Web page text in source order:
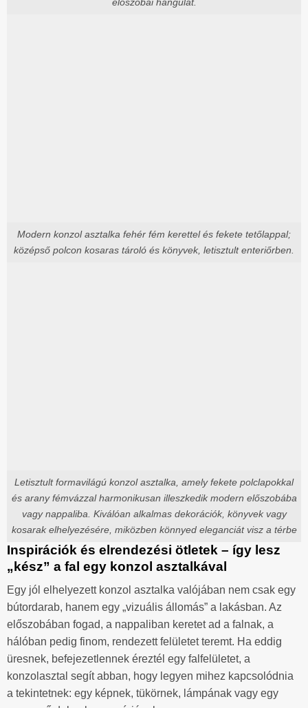
Modern konzol asztalka fehér fém kerettel és fekete tetőlappal;
középső polcon kosaras tároló és könyvek, letisztult enteriőrben.
Letisztult formavilágú konzol asztalka, amely fekete polclapokkal
és arany fémvázzal harmonikusan illeszkedik modern előszobába
vagy nappaliba. Kiválóan alkalmas dekorációk, könyvek vagy
kosarak elhelyezésére, miközben könnyed eleganciát visz a térbe
Inspirációk és elrendezési ötletek – így lesz
„kész” a fal egy konzol asztalkával
Egy jól elhelyezett konzol asztalka valójában nem csak egy
bútordarab, hanem egy „vizuális állomás” a lakásban. Az
előszobában fogad, a nappaliban keretet ad a falnak, a
hálóban pedig finom, rendezett felületet teremt. Ha eddig
üresnek, befejezetlennek éreztél egy falfelületet, a
konzolasztal segít abban, hogy legyen mihez kapcsolódnia
a tekintetnek: egy képnek, tükörnek, lámpának vagy egy